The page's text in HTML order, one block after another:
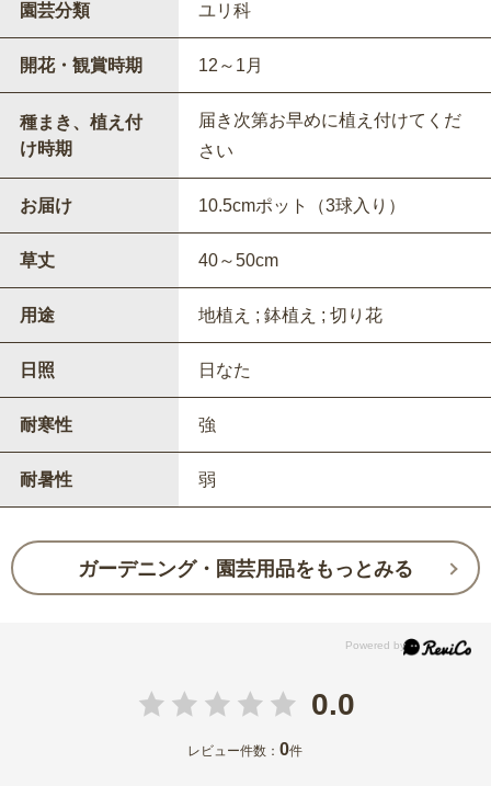
園芸分類 ユリ科
開花・観賞時期 12～1月
種まき、植え付
け時期
届き次第お早めに植え付けてくだ
さい
お届け 10.5cmポット（3球入り）
草丈 40～50cm
用途 地植え ; 鉢植え ; 切り花
日照 日なた
耐寒性 強
耐暑性 弱
ガーデニング・園芸用品をもっとみる
0.0
レビュー件数：0件